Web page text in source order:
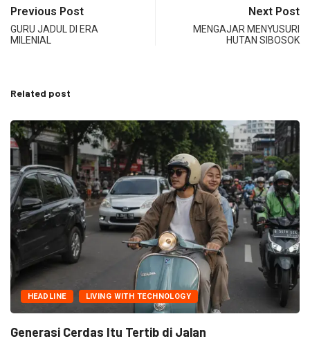
Previous Post
GURU JADUL DI ERA
MILENIAL
Next Post
MENGAJAR MENYUSURI
HUTAN SIBOSOK
Related post
HEADLINE LIVING WITH TECHNOLOGY
Generasi Cerdas Itu Tertib di Jalan